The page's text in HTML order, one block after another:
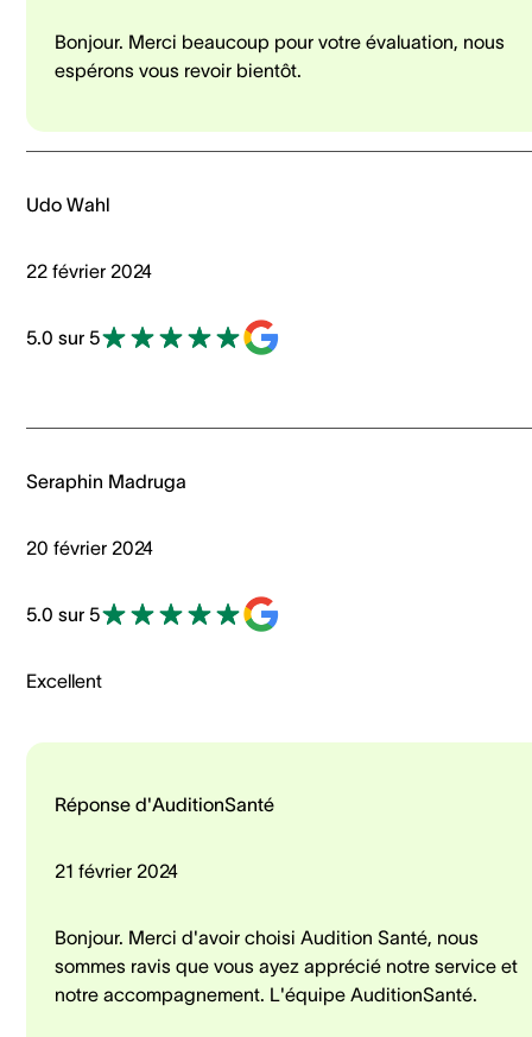
Bonjour. Merci beaucoup pour votre évaluation, nous
espérons vous revoir bientôt.
Udo Wahl
22 février 2024
5.0 sur 5
Seraphin Madruga
20 février 2024
5.0 sur 5
Excellent
Réponse d'AuditionSanté
21 février 2024
Bonjour. Merci d'avoir choisi Audition Santé, nous
sommes ravis que vous ayez apprécié notre service et
notre accompagnement. L'équipe AuditionSanté.